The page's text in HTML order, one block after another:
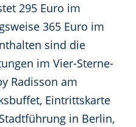
295 Euro im
365 Euro im
sind die
im Vier-Sterne-
Radisson am
Eintrittskarte
in Berlin,